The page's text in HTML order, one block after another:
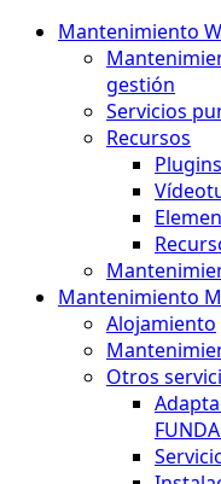
Mantenimiento
gestión
Servicios
Recursos
Plugins
Mantenimiento
Alojamiento
Otros